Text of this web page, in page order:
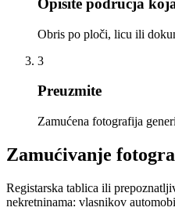
Opišite područja
Obris po ploči, licu ili
3
Preuzmite
Zamućena fotografija
Zamućivanje
Registarska tablica ili
nekretninama: vlasnikov